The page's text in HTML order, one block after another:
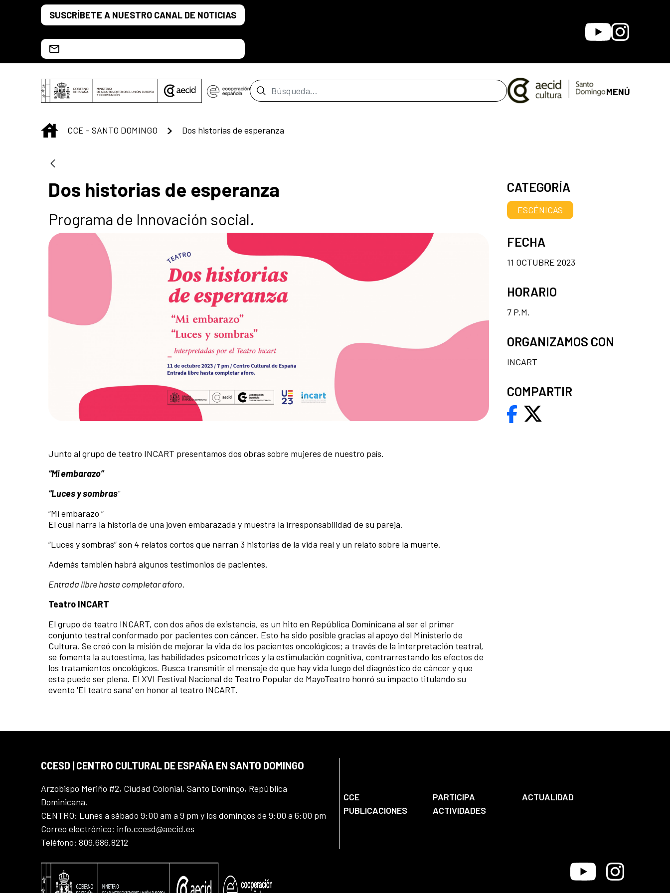
Saltar al contenido principal
SUSCRÍBETE A NUESTRO CANAL DE NOTICIAS
YoutubeInstagram
Barra de búsqueda MENÚ
INICIO
CCE - SANTO DOMINGO Dos historias de esperanza
Dos historias de esperanza
Programa de Innovación social.
Junto al grupo de teatro INCART presentamos dos obras sobre mujeres de nuestro país.
“Mi embarazo”
“Luces y sombras”
“Mi embarazo “
El cual narra la historia de una joven embarazada y muestra la irresponsabilidad de su pareja.
“Luces y sombras” son 4 relatos cortos que narran 3 historias de la vida real y un relato sobre la muerte.
Además también habrá algunos testimonios de pacientes.
Entrada libre hasta completar aforo.
Teatro INCART
El grupo de teatro INCART, con dos años de existencia, es un hito en República Dominicana al ser el primer
conjunto teatral conformado por pacientes con cáncer. Esto ha sido posible gracias al apoyo del Ministerio de
Cultura. Se creó con la misión de mejorar la vida de los pacientes oncológicos; a través de la interpretación teatral,
se fomenta la autoestima, las habilidades psicomotrices y la estimulación cognitiva, contrarrestando los efectos de
los tratamientos oncológicos. Busca transmitir el mensaje de que hay vida luego del diagnóstico de cáncer y que
esta puede ser plena. El XVI Festival Nacional de Teatro Popular de MayoTeatro honró su impacto titulando su
evento 'El teatro sana' en honor al teatro INCART.
CATEGORÍA
ESCÉNICAS
FECHA
11 OCTUBRE 2023
HORARIO
7 P.M.
ORGANIZAMOS CON
INCART
COMPARTIR
CCESD | CENTRO CULTURAL DE ESPAÑA EN SANTO DOMINGO
Arzobispo Meriño #2, Ciudad Colonial, Santo Domingo, República
Dominicana.
CENTRO: Lunes a sábado 9:00 am a 9 pm y los domingos de 9:00 a 6:00 pm
Correo electrónico: info.ccesd@aecid.es
Teléfono: 809.686.8212
CCE PARTICIPA
ACTUALIDAD
PUBLICACIONES
ACTIVIDADES
Youtube Instagram